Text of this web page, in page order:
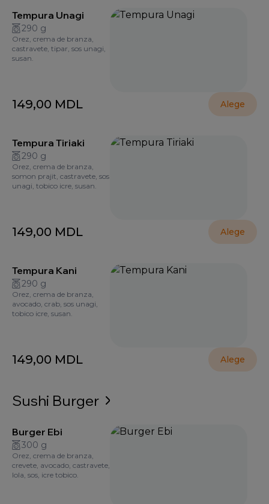
Tempura Unagi
290 g
Orez, crema de branza,
castravete, tipar, sos unagi,
susan.
149,00 MDL Alege
Tempura Tiriaki
290 g
Orez, crema de branza,
somon prajit, castravete, sos
unagi, tobico icre, susan.
149,00 MDL Alege
Tempura Kani
290 g
Orez, crema de branza,
avocado, crab, sos unagi,
tobico icre, susan.
149,00 MDL Alege
Sushi Burger
Burger Ebi
300 g
Orez, crema de branza,
crevete, avocado, castravete,
lola, sos, icre tobico.